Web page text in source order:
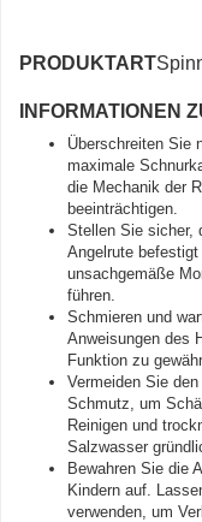
PRODUKTART
INFORMATIONEN
Überschreiten Sie
maximale
die Mechanik der
beeinträchtigen.
Stellen Sie sicher,
Angelrute
unsachgemäße
führen.
Schmieren und
Anweisungen des
Funktion zu
Vermeiden Sie
Schmutz, um
Reinigen und
Salzwasser
Bewahren Sie die
Kindern auf.
verwenden, um